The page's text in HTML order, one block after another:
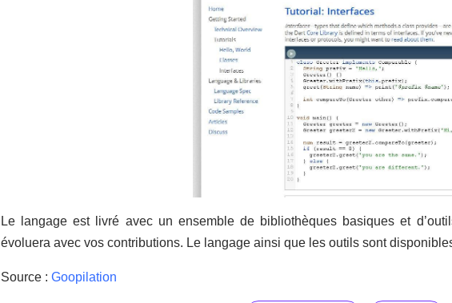
Le langage est livré avec un ensemble de bibliothèques basiques et
évoluera avec vos contributions. Le langage ainsi que les outils sont
Source : Goopilation